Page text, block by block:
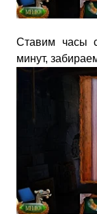
Ставим часы
минут,